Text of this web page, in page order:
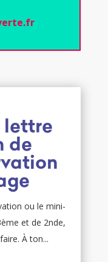
lettre
de
ou le mini-
et de 2nde,
À ton...